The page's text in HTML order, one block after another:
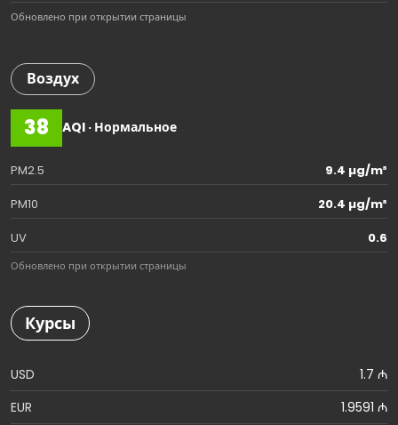
Обновлено при открытии страницы
Воздух
38 AQI · Нормальное
PM2.5
9.4 µg/m³
PM10
20.4 µg/m³
UV
0.6
Обновлено при открытии страницы
Курсы
USD
1.7 ₼
EUR
1.9591 ₼